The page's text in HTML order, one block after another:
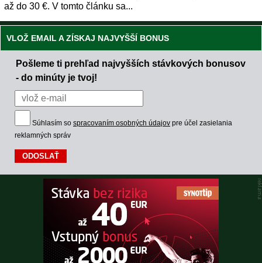
až do 30 €. V tomto článku sa...
VLOŽ EMAIL A ZÍSKAJ NAJVYŠŠÍ BONUS
Pošleme ti prehľad najvyšších stávkových bonusov
- do minúty je tvoj!
Súhlasím so spracovaním osobných údajov pre účel zasielania
reklamných správ